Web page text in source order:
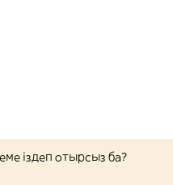
іздеп отырсыз ба?